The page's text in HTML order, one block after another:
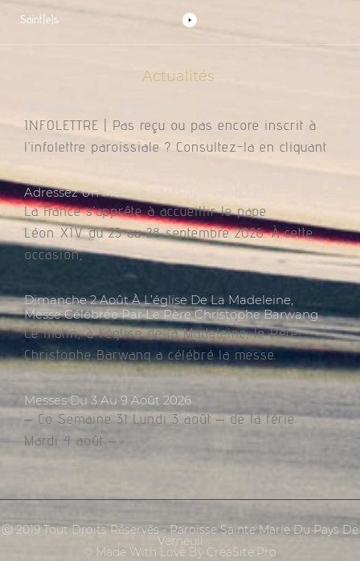
Saint(e)s
Actualités
INFOLETTRE | Pas reçu ou pas encore inscrit à
l’infolettre paroissiale ? Consultez-la en cliquant
Adressez Un Message Au Pape Léon XIV
La France s’apprête à accueillir le pape
Léon XIV du 25 au 28 septembre 2026. À cette
occasion,
Dimanche 2 Août À L’église De La Madeleine,
Messe Célébrée Par Le Père Christophe Barwang
Ce matin, à l’église de la Madeleine, le Père
Christophe Barwang a célébré la messe.
Messes Du 3 Au 9 Août 2026
– Co Semaine 31 Lundi 3 août – de la férie
Mardi 4 août –
Ⓒ 2019 Tout Droits Réservés - Paroisse Sainte Marie Du Pays De
Verneuil
© Made With Love By CreaSite.Pro